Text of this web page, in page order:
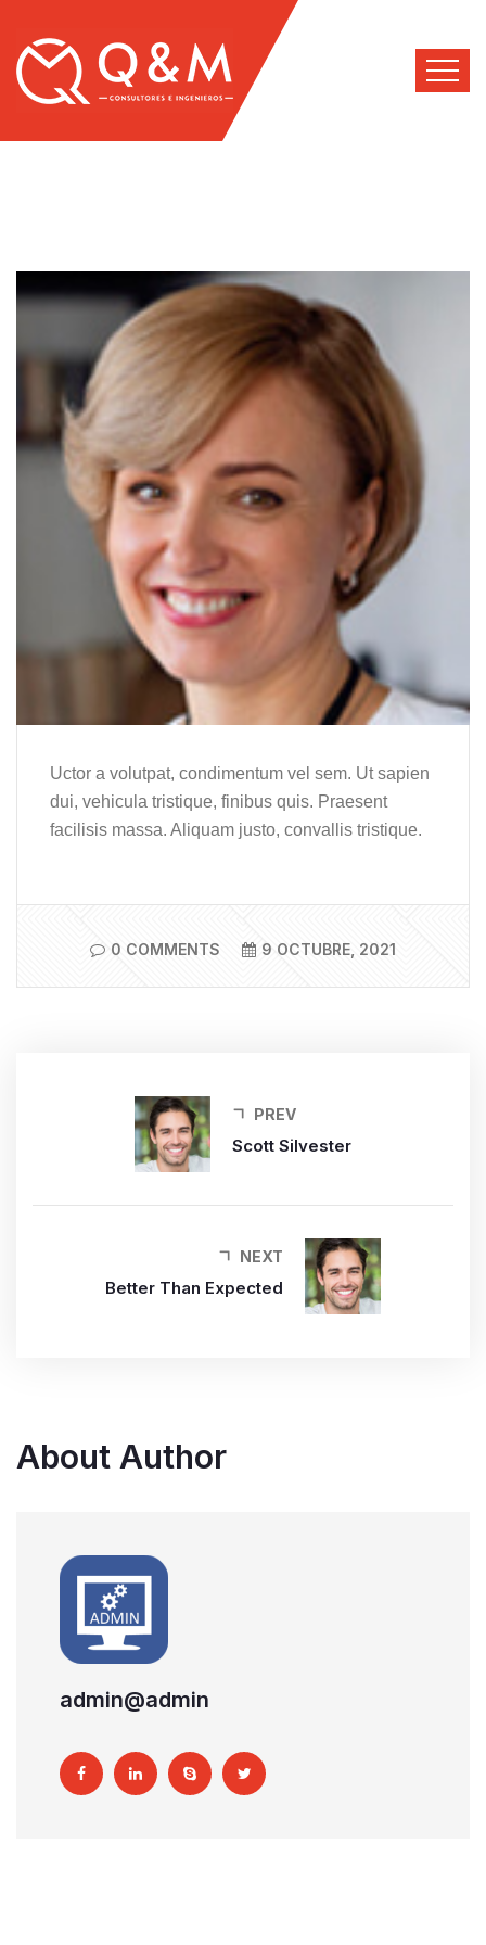
Uctor a volutpat, condimentum vel sem. Ut sapien
dui, vehicula tristique, finibus quis. Praesent
facilisis massa. Aliquam justo, convallis tristique.
0 COMMENTS 9 OCTUBRE, 2021
PREV
Scott Silvester
NEXT
Better Than Expected
About Author
admin@admin